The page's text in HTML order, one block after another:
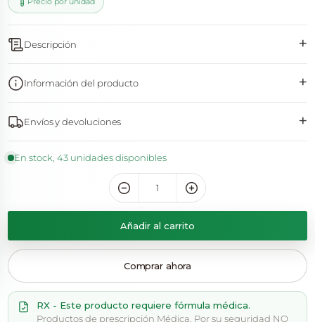
Descripción +
Información del producto +
Envíos y devoluciones +
En stock, 43 unidades disponibles
Añadir al carrito
Comprar ahora
RX - Este producto requiere fórmula médica.
Productos de prescripción Médica. Por su seguridad NO